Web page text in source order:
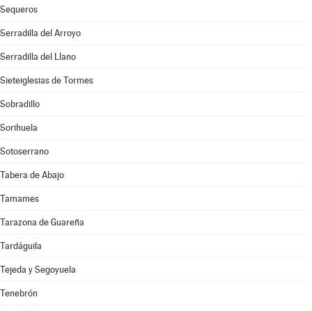
Sequeros
Serradilla del Arroyo
Serradilla del Llano
Sieteiglesias de Tormes
Sobradillo
Sorihuela
Sotoserrano
Tabera de Abajo
Tamames
Tarazona de Guareña
Tardáguila
Tejeda y Segoyuela
Tenebrón